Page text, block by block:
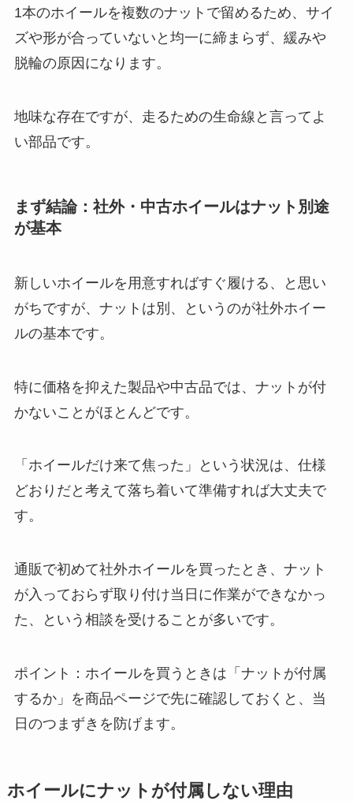
1本のホイールを複数のナットで留めるため、サイ
ズや形が合っていないと均一に締まらず、緩みや
脱輪の原因になります。
地味な存在ですが、走るための生命線と言ってよ
い部品です。
まず結論：社外・中古ホイールはナット別途
が基本
新しいホイールを用意すればすぐ履ける、と思い
がちですが、ナットは別、というのが社外ホイー
ルの基本です。
特に価格を抑えた製品や中古品では、ナットが付
かないことがほとんどです。
「ホイールだけ来て焦った」という状況は、仕様
どおりだと考えて落ち着いて準備すれば大丈夫で
す。
通販で初めて社外ホイールを買ったとき、ナット
が入っておらず取り付け当日に作業ができなかっ
た、という相談を受けることが多いです。
ポイント：ホイールを買うときは「ナットが付属
するか」を商品ページで先に確認しておくと、当
日のつまずきを防げます。
ホイールにナットが付属しない理由